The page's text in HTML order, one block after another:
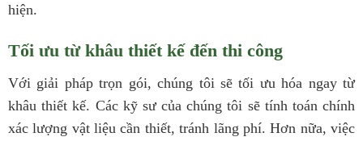
hiện.
Tối ưu từ khâu thiết kế đến thi công
Với giải pháp trọn gói, chúng tôi sẽ tối ưu hóa ngay từ
khâu thiết kế. Các kỹ sư của chúng tôi sẽ tính toán chính
xác lượng vật liệu cần thiết, tránh lãng phí. Hơn nữa, việc